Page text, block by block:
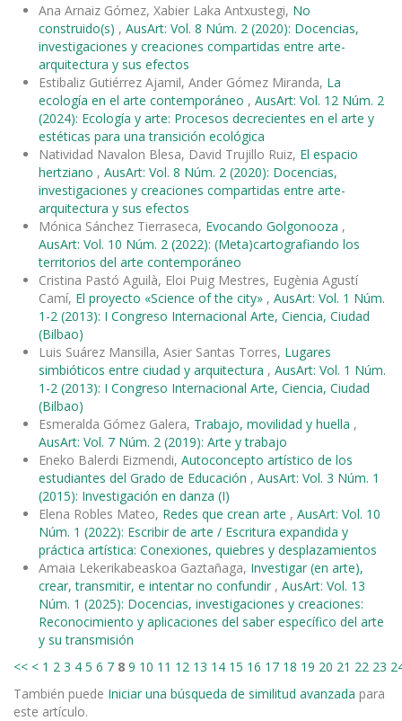
Ana Arnaiz Gómez, Xabier Laka Antxustegi, No
construido(s) , AusArt: Vol. 8 Núm. 2 (2020): Docencias,
investigaciones y creaciones compartidas entre arte-
arquitectura y sus efectos
Estibaliz Gutiérrez Ajamil, Ander Gómez Miranda, La
ecología en el arte contemporáneo , AusArt: Vol. 12 Núm. 2
(2024): Ecología y arte: Procesos decrecientes en el arte y
estéticas para una transición ecológica
Natividad Navalon Blesa, David Trujillo Ruiz, El espacio
hertziano , AusArt: Vol. 8 Núm. 2 (2020): Docencias,
investigaciones y creaciones compartidas entre arte-
arquitectura y sus efectos
Mónica Sánchez Tierraseca, Evocando Golgonooza ,
AusArt: Vol. 10 Núm. 2 (2022): (Meta)cartografiando los
territorios del arte contemporáneo
Cristina Pastó Aguilà, Eloi Puig Mestres, Eugènia Agustí
Camí, El proyecto «Science of the city» , AusArt: Vol. 1 Núm.
1-2 (2013): I Congreso Internacional Arte, Ciencia, Ciudad
(Bilbao)
Luis Suárez Mansilla, Asier Santas Torres, Lugares
simbióticos entre ciudad y arquitectura , AusArt: Vol. 1 Núm.
1-2 (2013): I Congreso Internacional Arte, Ciencia, Ciudad
(Bilbao)
Esmeralda Gómez Galera, Trabajo, movilidad y huella ,
AusArt: Vol. 7 Núm. 2 (2019): Arte y trabajo
Eneko Balerdi Eizmendi, Autoconcepto artístico de los
estudiantes del Grado de Educación , AusArt: Vol. 3 Núm. 1
(2015): Investigación en danza (I)
Elena Robles Mateo, Redes que crean arte , AusArt: Vol. 10
Núm. 1 (2022): Escribir de arte / Escritura expandida y
práctica artística: Conexiones, quiebres y desplazamientos
Amaia Lekerikabeaskoa Gaztañaga, Investigar (en arte),
crear, transmitir, e intentar no confundir , AusArt: Vol. 13
Núm. 1 (2025): Docencias, investigaciones y creaciones:
Reconocimiento y aplicaciones del saber específico del arte
y su transmisión
<< < 1 2 3 4 5 6 7 8 9 10 11 12 13 14 15 16 17 18 19 20 21 22 23
También puede Iniciar una búsqueda de similitud avanzada para
este artículo.